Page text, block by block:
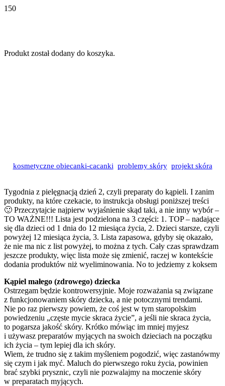
Produkt został dodany do koszyka.
kosmetyczne obiecanki-cacanki problemy skóry, projekt skóra
Tygodnia z pielęgnacją dzień 2, czyli preparaty do kąpieli. I zanim
produkty, na które czekacie, to instrukcja obsługi poniższej treści
🙂 Przeczytajcie najpierw wyjaśnienie skąd taki, a nie inny wybór –
TO WAŻNE!!! Lista jest podzielona na 3 części: 1. TOP – nadające
się dla dzieci od 1 dnia do 12 miesiąca życia, 2. Dzieci starsze, czyli
powyżej 12 miesiąca życia, 3. Lista zapasowa, gdyby się okazało,
że nie ma nic z list powyżej, to można z tych. Cały czas sprawdzam
jeszcze produkty, więc lista może się zmienić, raczej w kontekście
dodania produktów niż wyeliminowania. No to jedziemy z koksem
Kąpiel małego (zdrowego) dziecka
Ostrzegam będzie kontrowersyjnie. Moje rozważania są związane
z funkcjonowaniem skóry dziecka, a nie potocznymi trendami.
Nie po raz pierwszy powiem, że coś jest w tym staropolskim
powiedzeniu „częste mycie skraca życie”, a jeśli nie skraca życia,
to pogarsza jakość skóry. Krótko mówiąc im mniej myjesz
i używasz preparatów myjących na swoich dzieciach na początku
ich życia – tym lepiej dla ich skóry.
Wiem, że trudno się z takim myśleniem pogodzić, więc zastanówmy
się czym i jak myć. Maluch do pierwszego roku życia, powinien
brać szybki prysznic, czyli nie pozwalajmy na moczenie skóry
w preparatach myjących.